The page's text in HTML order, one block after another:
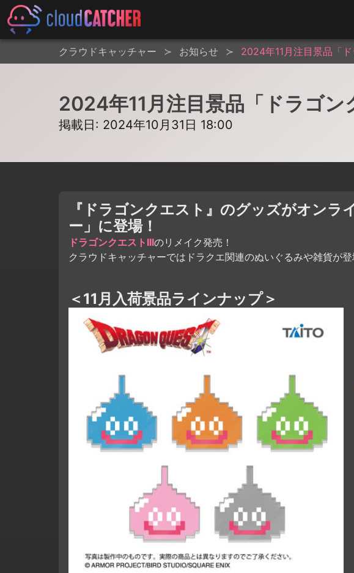
クラウドキャッチャー お知らせ 2024年11月注目景品「
2024年11月注目景品「ドラゴ
掲載日: 2024年10月31日 18:00
『ドラゴンクエスト』のグッズがオン
ー」に登場！
ドラゴンクエストIIIのリメイク発売！
クラウドキャッチャーではドラクエ関連のぬいぐるみや雑貨が登
＜11月入荷景品ラインナップ＞